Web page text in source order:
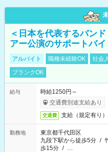
＜日本を代表するバン
アー公演のサポートバ
アルバイト 職種未経験OK 社会
ブランクOK
給与
時給1250円～
交通費別途支給あり
交通費 支給（規定有り）
勤務地
東京都千代田区
九段下駅から徒歩5分 /
歩15分 / …